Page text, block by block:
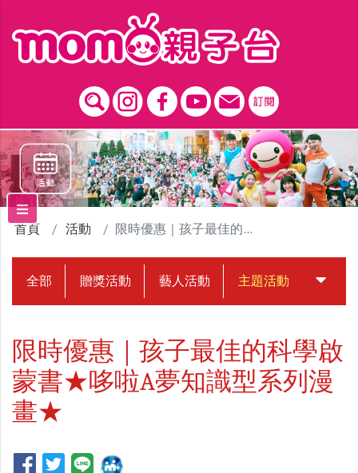
首頁 活動 限時優惠｜孩子最佳的科學啟蒙書★哆啦A夢知識型系列漫畫★
全部 贈獎活動 藝人活動 主題活動 中獎名
限時優惠｜孩子最佳的科學啟
蒙書★哆啦A夢知識型系列漫
畫★